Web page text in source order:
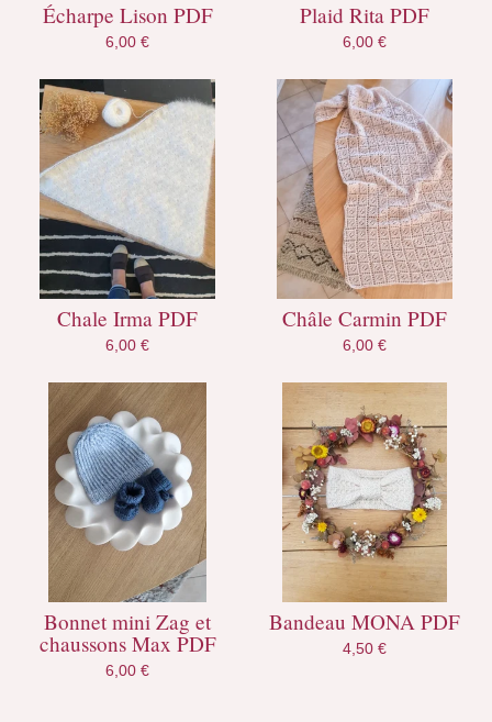
Écharpe Lison PDF
6,00 €
Plaid Rita PDF
6,00 €
Chale Irma PDF
6,00 €
Châle Carmin PDF
6,00 €
Bonnet mini Zag et
chaussons Max PDF
6,00 €
Bandeau MONA PDF
4,50 €